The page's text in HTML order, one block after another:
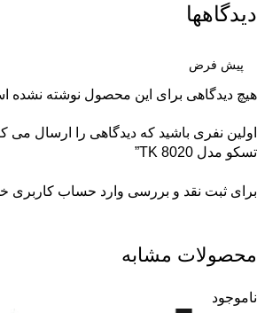
دیدگاهها
هیچ دیدگاهی برای این محصول نوشته نشده
اولین نفری باشید که دیدگاهی را ارسال می
تسکو مدل TK 8020”
برای ثبت نقد و بررسی وارد حساب کاربری
محصولات مشابه
ناموجود